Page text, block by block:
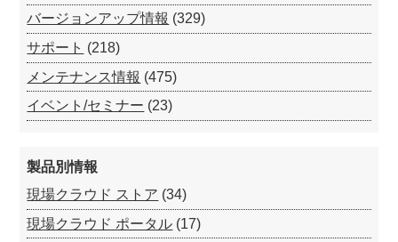
バージョンアップ情報 (329)
サポート (218)
メンテナンス情報 (475)
イベント/セミナー (23)
製品別情報
現場クラウド ストア (34)
現場クラウド ポータル (17)